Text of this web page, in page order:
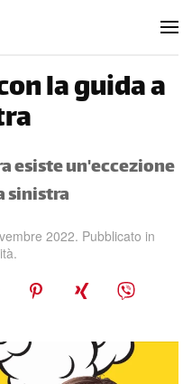
la guida a
esiste un'eccezione
sinistra
2022. Pubblicato in
.